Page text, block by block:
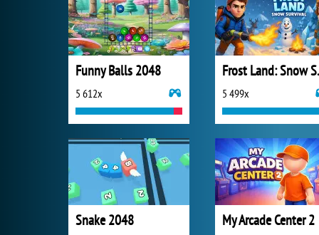
Funny Balls 2048
5 612x 5 499x
Snake 2048 My Arcade Center 2